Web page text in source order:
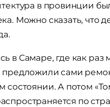
в провинции
Можно сказать, что
в Самаре, где как раз
сами
состоянии. А потом
по